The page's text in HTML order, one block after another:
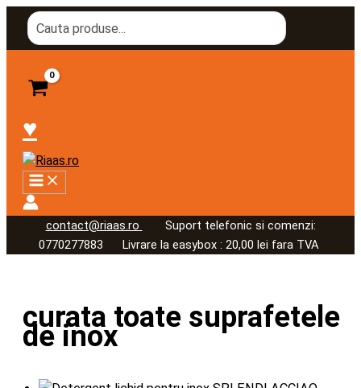
Skip
content
Search
for:
♥
contact@riaas.ro
Suport telefonic si comenzi:
0770277883 Livrare la easybox : 20,00 lei fara TVA
curata toate suprafetele
de inox